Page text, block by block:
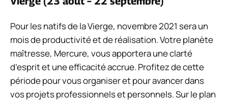
Pour les natifs de la Vierge, novembre 2021 sera un
mois de productivité et de réalisation. Votre planète
maîtresse, Mercure, vous apportera une clarté
d’esprit et une efficacité accrue. Profitez de cette
période pour vous organiser et pour avancer dans
vos projets professionnels et personnels. Sur le plan